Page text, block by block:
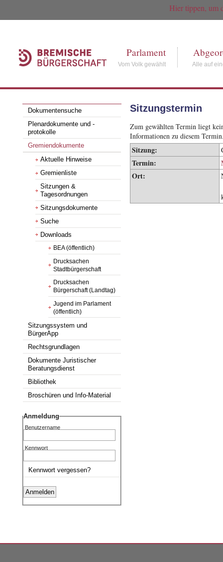
Hier tippen, um
Parlament
Vom Volk gewählt Alle auf
Dokumentensuche
Plenardokumente und -
protokolle
Gremiendokumente
Aktuelle Hinweise
Gremienliste
Sitzungen &
Tagesordnungen
Sitzungsdokumente
Suche
Downloads
BEA (öffentlich)
Drucksachen
Stadtbürgerschaft
Drucksachen
Bürgerschaft (Landtag)
Jugend im Parlament
(öffentlich)
Sitzungssystem und
BürgerApp
Rechtsgrundlagen
Dokumente Juristischer
Beratungsdienst
Bibliothek
Broschüren und Info-Material
Anmeldung
Benutzername
Kennwort
Kennwort vergessen?
Sitzungstermin
Zum gewählten Termin liegt
Informationen zu diesem
Sitzung:
Termin:
Ort: